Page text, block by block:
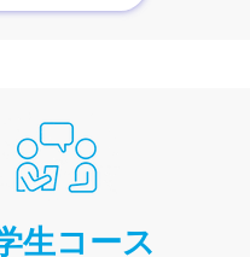
生コース